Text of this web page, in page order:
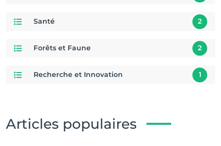
Santé 2
Forêts et Faune 2
Recherche et Innovation 1
Articles populaires